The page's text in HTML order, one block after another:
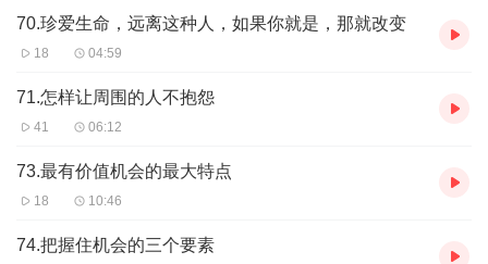
70.珍爱生命，远离这种人，如果你就是，那就改变
18 04:59
71.怎样让周围的人不抱怨
41 06:12
73.最有价值机会的最大特点
18 10:46
74.把握住机会的三个要素